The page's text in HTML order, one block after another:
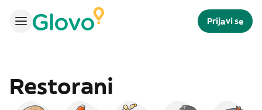
Prijavi se
Restorani